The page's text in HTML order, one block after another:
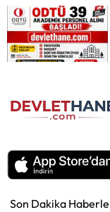
Son Dakika